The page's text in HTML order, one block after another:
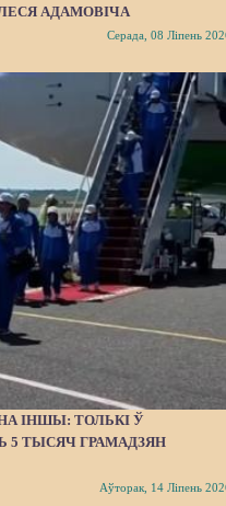
АДАМОВІЧА
Серада, 08 Ліпень
ІНШЫ: ТОЛЬКІ Ў
5 ТЫСЯЧ ГРАМАДЗЯН
Аўторак, 14 Ліпень